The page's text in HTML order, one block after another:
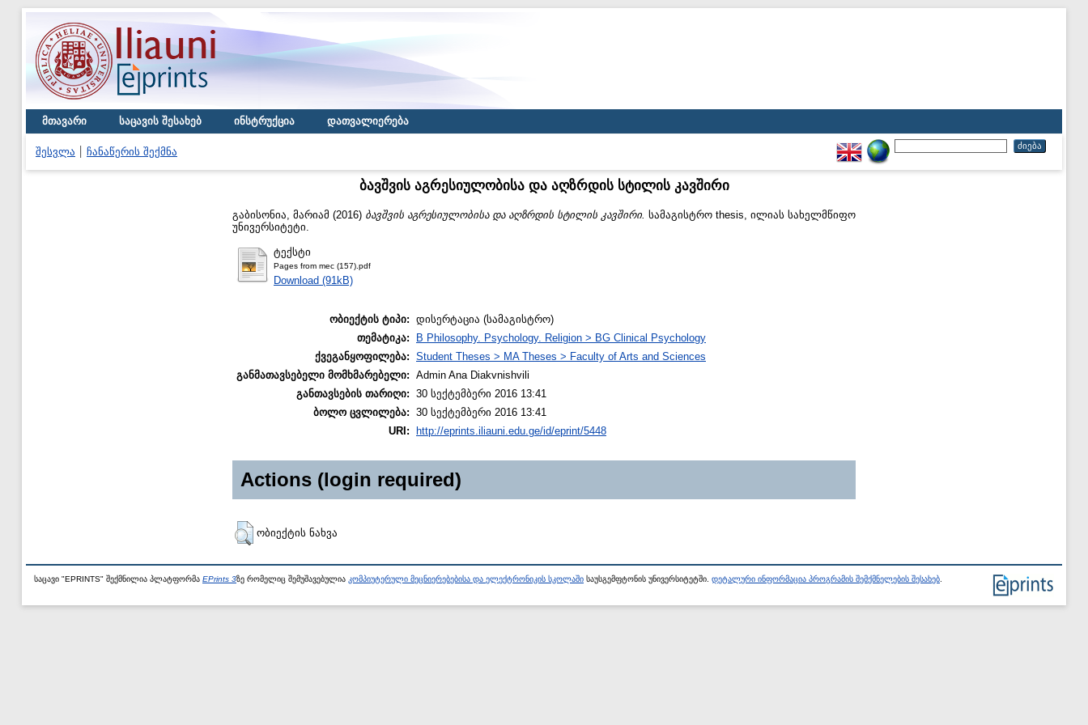
მთავარი საცავის შესახებ ინსტრუქცია დათვალიერება
შესვლა ჩანაწერის შექმნა
ბავშვის აგრესიულობისა და აღზრდის სტილის კავშირი
გაბისონია, მარიამ (2016) ბავშვის აგრესიულობისა და აღზრდის სტილის კავშირი. სამაგისტრო thesis, ილიას სახელმწიფო
უნივერსიტეტი.
ტექსტი
Pages from mec (157).pdf
Download (91kB)
ობიექტის ტიპი: დისერტაცია (სამაგისტრო)
თემატიკა:
B Philosophy. Psychology. Religion > BG Clinical Psychology
ქვეგანყოფილება: Student Theses > MA Theses > Faculty of Arts and Sciences
განმათავსებელი მომხმარებელი: Admin Ana Diakvnishvili
განთავსების თარიღი: 30 სექტემბერი 2016 13:41
ბოლო ცვლილება: 30 სექტემბერი 2016 13:41
URI:
http://eprints.iliauni.edu.ge/id/eprint/5448
Actions (login required)
ობიექტის ნახვა
საცავი "EPRINTS" შექმნილია პლატფორმა EPrints 3ზე რომელიც შემუშავებულია კომპიუტერული მეცნიერებებისა და ელექტრონიკის სკოლაში საუსგემფტონის უნივერსიტეტში. დეტალური ინფორმაცია პროგრამის შემქმნელების შესახებ.